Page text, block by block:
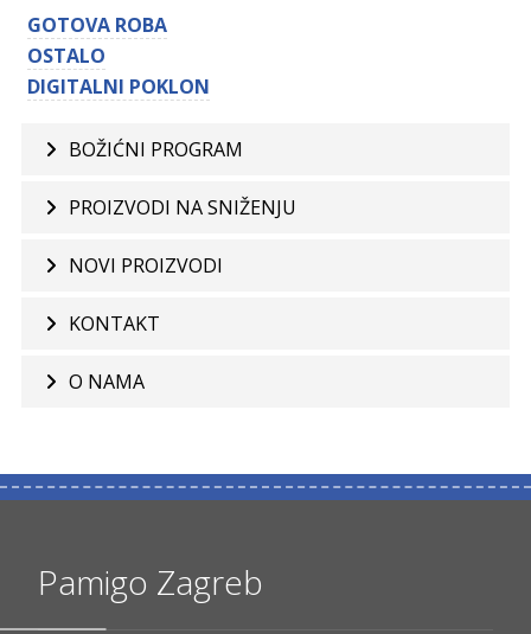
GOTOVA ROBA
OSTALO
DIGITALNI POKLON
BOŽIĆNI PROGRAM
PROIZVODI NA SNIŽENJU
NOVI PROIZVODI
KONTAKT
O NAMA
Pamigo Zagreb